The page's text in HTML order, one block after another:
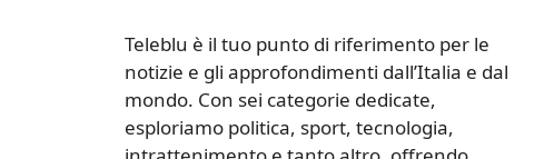
Teleblu è il tuo punto di riferimento per le
notizie e gli approfondimenti dall’Italia e dal
mondo. Con sei categorie dedicate,
esploriamo politica, sport, tecnologia,